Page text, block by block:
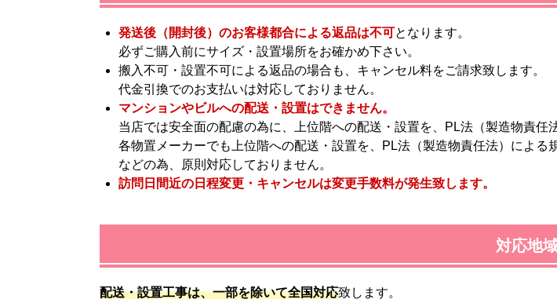
発送後（開封後）のお客様都合による返品は不可となります。
必ずご購入前にサイズ・設置場所をお確かめ下さい。
搬入不可・設置不可による返品の場合も、キャンセル料をご請求致します。
代金引換でのお支払いは対応しておりません。
マンションやビルへの配送・設置はできません。
当店では安全面の配慮の為に、上位階への配送・設置を、PL法（製造物責任
各物置メーカーでも上位階への配送・設置を、PL法（製造物責任法）によ
などの為、原則対応しておりません。
訪問日間近の日程変更・キャンセルは変更手数料が発生致します。
対応地
配送・設置工事は、一部を除いて全国対応致します。